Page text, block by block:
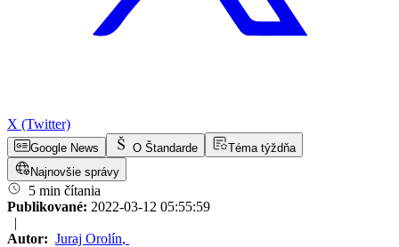
X (Twitter)
Google News O Štandarde
Téma týždňa
Najnovšie správy
5 min čítania
Publikované: 2022-03-12 05:55:59
|
Autor: Juraj Orolín,